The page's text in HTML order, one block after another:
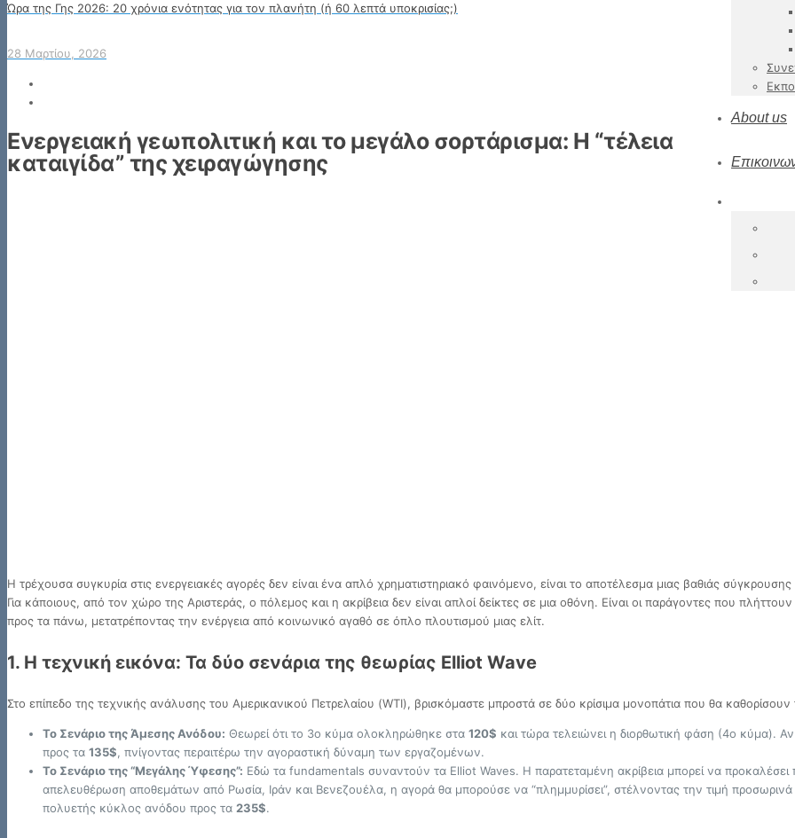
About us
Ώρα της Γης 2026: 20 χρόνια ενότητας για τον πλανήτη (ή 60 λεπτά υποκρισίας;)
28 Μαρτίου, 2026
Ενεργειακή γεωπολιτική και το μεγάλο σορτάρισμα: Η “τέλεια
καταιγίδα” της χειραγώγησης
Η τρέχουσα συγκυρία στις ενεργειακές αγορές δεν είναι ένα απλό χρηματιστηριακό φαινόμενο, είναι το αποτέλεσμα μιας βαθιάς
Για κάποιους, από τον χώρο της Αριστεράς, ο πόλεμος και η ακρίβεια δεν είναι απλοί δείκτες σε μια οθόνη. Είναι οι παράγοντες που
προς τα πάνω, μετατρέποντας την ενέργεια από κοινωνικό αγαθό σε όπλο πλουτισμού μιας ελίτ.
1. Η τεχνική εικόνα: Τα δύο σενάρια της θεωρίας Elliot Wave
Στο επίπεδο της τεχνικής ανάλυσης του Αμερικανικού Πετρελαίου (WTI), βρισκόμαστε μπροστά σε δύο κρίσιμα μονοπάτια που θα
Το Σενάριο της Άμεσης Ανόδου: Θεωρεί ότι το 3ο κύμα ολοκληρώθηκε στα 120$ και τώρα τελειώνει η διορθωτική φάση (4ο κύμα).
προς τα 135$, πνίγοντας περαιτέρω την αγοραστική δύναμη των εργαζομένων.
Το Σενάριο της “Μεγάλης Ύφεσης”: Εδώ τα fundamentals συναντούν τα Elliot Waves. Η παρατεταμένη ακρίβεια μπορεί να
απελευθέρωση αποθεμάτων από Ρωσία, Ιράν και Βενεζουέλα, η αγορά θα μπορούσε να “πλημμυρίσει”, στέλνοντας την τιμή
πολυετής κύκλος ανόδου προς τα 235$.